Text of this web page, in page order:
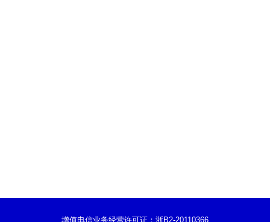
增值电信业务经营许可证：浙B2-20110366